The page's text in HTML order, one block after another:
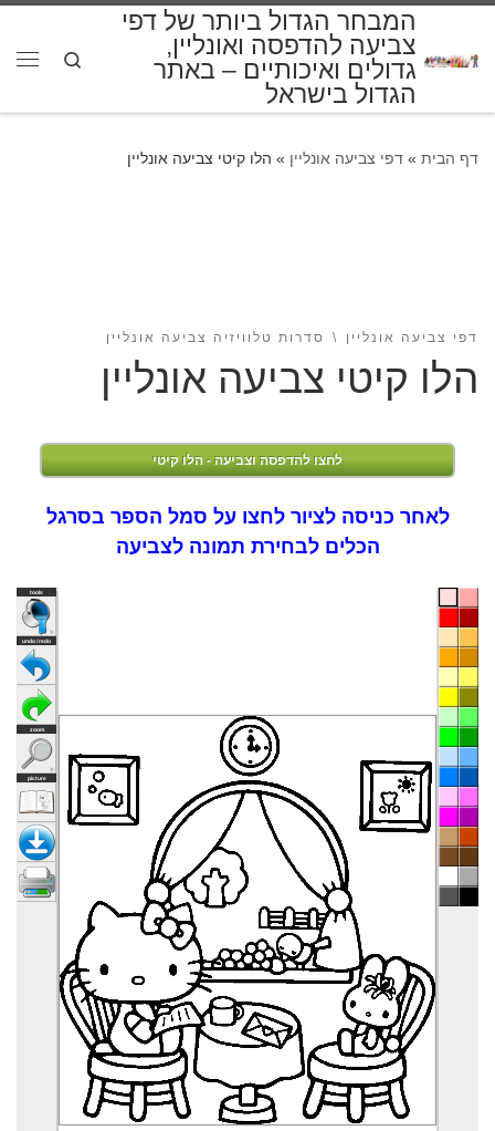
המבחר הגדול ביותר של דפי
צביעה להדפסה ואונליין,
גדולים ואיכותיים – באתר
הגדול בישראל
Search
דף הבית » דפי צביעה אונליין » הלו קיטי צביעה אונליין
דפי צביעה אונליין סדרות טלוויזיה צביעה אונליין
הלו קיטי צביעה אונליין
לחצו להדפסה וצביעה - הלו קיטי
לאחר כניסה לציור לחצו על סמל הספר בסרגל
הכלים לבחירת תמונה לצביעה